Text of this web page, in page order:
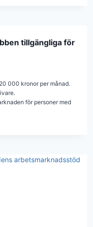
tillgängliga för
000 kronor per månad.
för personer med